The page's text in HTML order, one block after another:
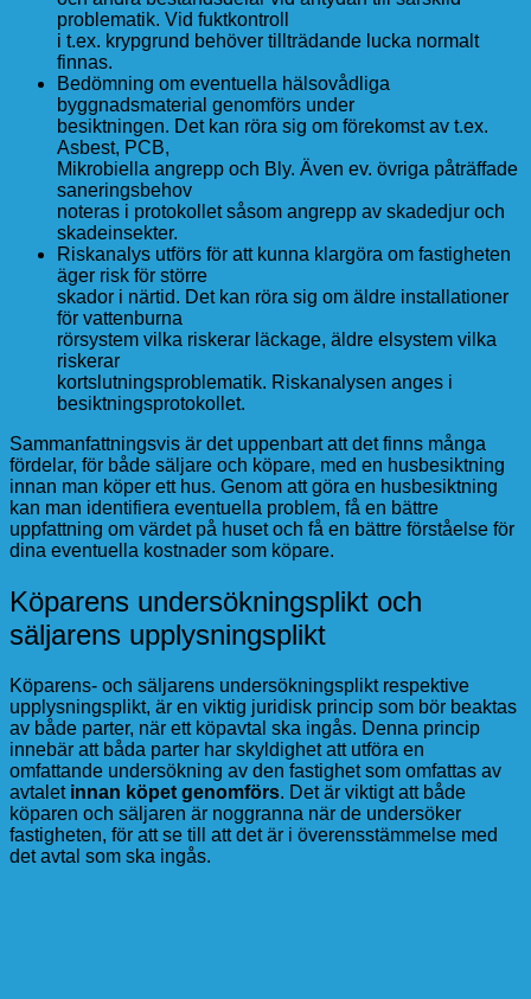
problematik. Vid fuktkontroll
i t.ex. krypgrund behöver tillträdande lucka normalt
finnas.
Bedömning om eventuella hälsovådliga
byggnadsmaterial genomförs under
besiktningen. Det kan röra sig om förekomst av t.ex.
Asbest, PCB,
Mikrobiella angrepp och Bly. Även ev. övriga påträffade
saneringsbehov
noteras i protokollet såsom angrepp av skadedjur och
skadeinsekter.
Riskanalys utförs för att kunna klargöra om fastigheten
äger risk för större
skador i närtid. Det kan röra sig om äldre installationer
för vattenburna
rörsystem vilka riskerar läckage, äldre elsystem vilka
riskerar
kortslutningsproblematik. Riskanalysen anges i
besiktningsprotokollet.
Sammanfattningsvis är det uppenbart att det finns många
fördelar, för både säljare och köpare, med en husbesiktning
innan man köper ett hus. Genom att göra en husbesiktning
kan man identifiera eventuella problem, få en bättre
uppfattning om värdet på huset och få en bättre förståelse för
dina eventuella kostnader som köpare.
Köparens undersökningsplikt och
säljarens upplysningsplikt
Köparens- och säljarens undersökningsplikt respektive
upplysningsplikt, är en viktig juridisk princip som bör beaktas
av både parter, när ett köpavtal ska ingås. Denna princip
innebär att båda parter har skyldighet att utföra en
omfattande undersökning av den fastighet som omfattas av
avtalet innan köpet genomförs. Det är viktigt att både
köparen och säljaren är noggranna när de undersöker
fastigheten, för att se till att det är i överensstämmelse med
det avtal som ska ingås.